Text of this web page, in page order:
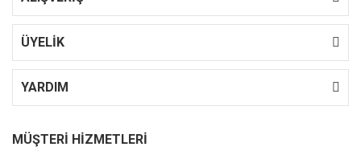
ÜYELİK
YARDIM
MÜŞTERİ HİZMETLERİ